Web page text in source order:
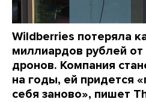
Wildberries потеряла
миллиардов рублей от
дронов. Компания
на годы, ей придется
себя заново», пишет